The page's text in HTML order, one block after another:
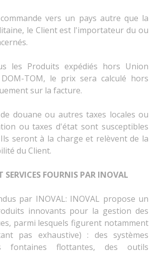
vers un pays autre que la
le Client est l'importateur du ou
les Produits expédiés hors Union
TOM, le prix sera calculé hors
sur la facture.
douane ou autres taxes locales ou
ou taxes d'état sont susceptibles
seront à la charge et relèvent de la
du Client.
SERVICES FOURNIS PAR INOVAL
par INOVAL: INOVAL propose un
innovants pour la gestion des
parmi lesquels figurent notamment
pas exhaustive) : des systèmes
fontaines flottantes, des outils